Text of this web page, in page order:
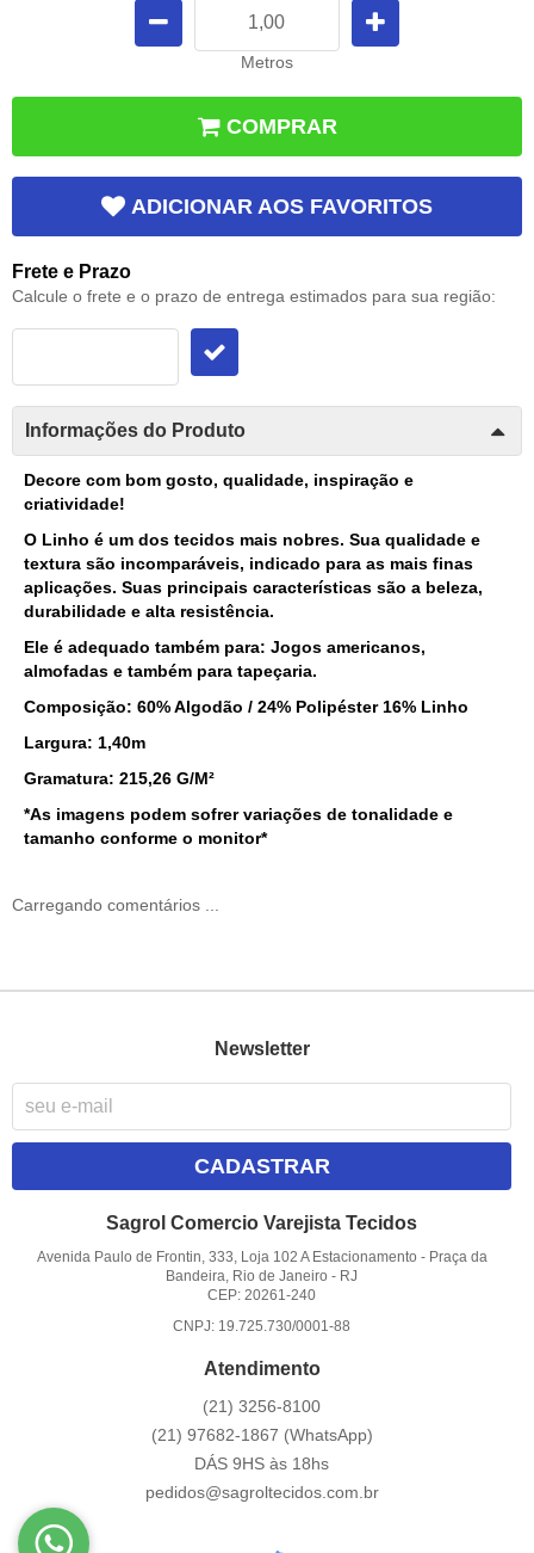
Metros
COMPRAR
ADICIONAR AOS FAVORITOS
Frete e Prazo
Calcule o frete e o prazo de entrega estimados para sua região:
Informações do Produto
Decore com bom gosto, qualidade, inspiração e
criatividade!
O Linho é um dos tecidos mais nobres. Sua qualidade e
textura são incomparáveis, indicado para as mais finas
aplicações. Suas principais características são a beleza,
durabilidade e alta resistência.
Ele é adequado também para: Jogos americanos,
almofadas e também para tapeçaria.
Composição: 60% Algodão / 24% Polipéster 16% Linho
Largura: 1,40m
Gramatura: 215,26 G/M²
*As imagens podem sofrer variações de tonalidade e
tamanho conforme o monitor*
Carregando comentários ...
Newsletter
CADASTRAR
Sagrol Comercio Varejista Tecidos
Avenida Paulo de Frontin, 333, Loja 102 A Estacionamento - Praça da
Bandeira, Rio de Janeiro - RJ
CEP: 20261-240
CNPJ: 19.725.730/0001-88
Atendimento
(21) 3256-8100
(21) 97682-1867 (WhatsApp)
DÁS 9HS às 18hs
pedidos@sagroltecidos.com.br